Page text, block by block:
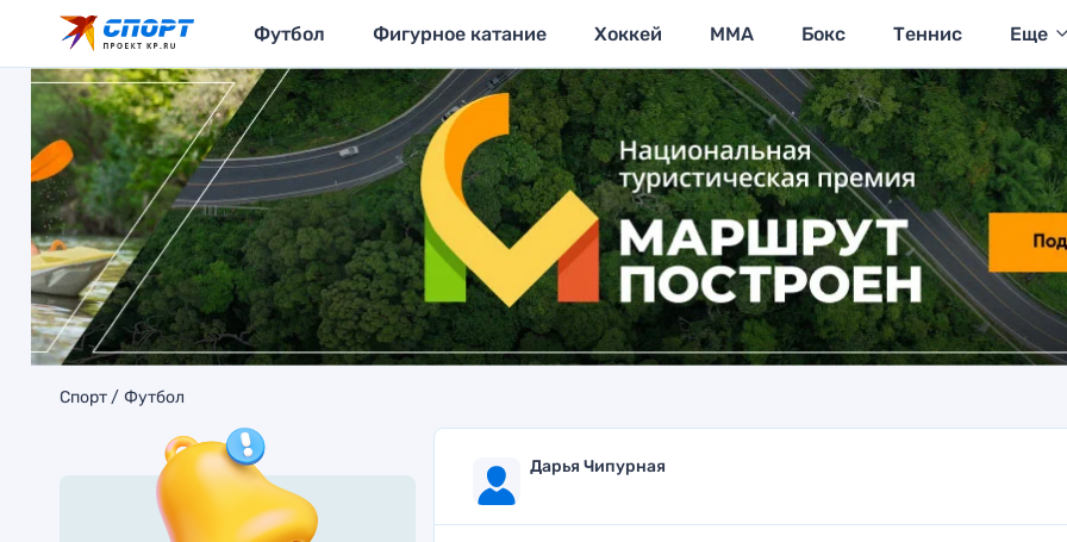
Футбол Фигурное катание Хоккей MMA Бокс Теннис Еще
Спорт Футбол
Дарья Чипурная